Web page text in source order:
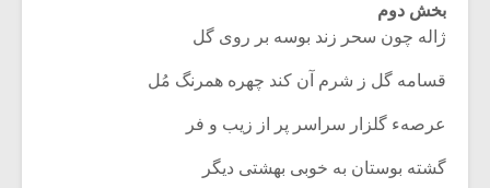
بخش دوم
ژاله چون سحر زند بوسه بر روی گل
قسامه‏ گل ز شرم آن کند چهره همرنگ مُل‏
عرصهء گلزار سراسر پر از زیب و فر
گشته بوستان به خوبی بهشتی دیگر